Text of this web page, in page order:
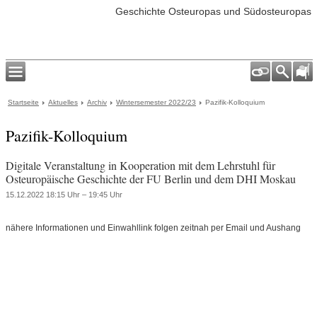
Geschichte Osteuropas und Südosteuropas
Startseite Aktuelles Archiv Wintersemester 2022/23 Pazifik-Kolloquium
Pazifik-Kolloquium
Digitale Veranstaltung in Kooperation mit dem Lehrstuhl für
Osteuropäische Geschichte der FU Berlin und dem DHI Moskau
15.12.2022 18:15 Uhr – 19:45 Uhr
nähere Informationen und Einwahllink folgen zeitnah per Email und Aushang